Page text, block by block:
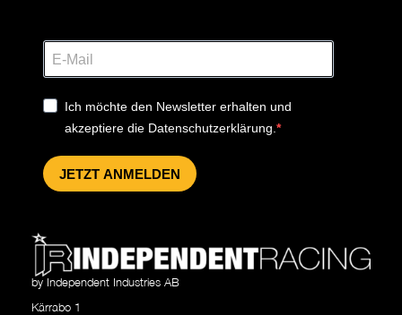
by Independent Industries AB
Kärrabo 1
Ich möchte den Newsletter erhalten und
akzeptiere die Datenschutzerklärung.
JETZT ANMELDEN